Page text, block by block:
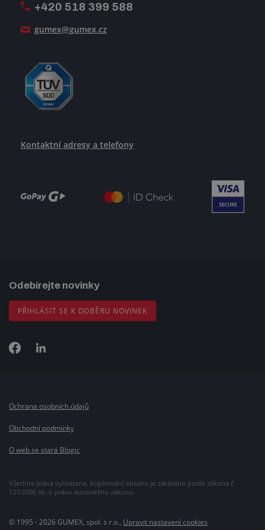
+420 518 399 588
gumex@gumex.cz
Kontaktní adresy a telefony
Odebírejte novinky
PŘIHLÁSIT SE K ODBĚRU NOVINEK
Všechna práva vyhrazena. Kopírování obsahu je zakázáno podle zákona č.
121/2000 sb. o právu autorského zákonu.
Ochrana osobních údajů
Obchodní podmínky
O web se stará Blogic
© 1995 - 2026 GUMEX, spol. s r.o., Upravit nastavení cookies